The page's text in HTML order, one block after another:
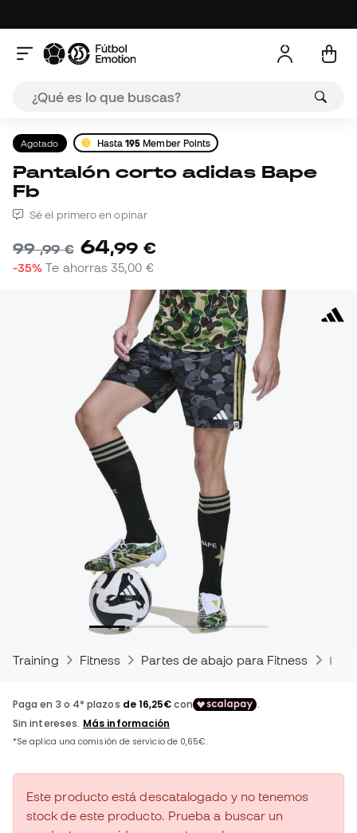
Agotado Hasta195 Member Points
Pantalón corto adidas Bape
Fb
Sé el primero en opinar
99,99 € 64,99 €
-35% Te ahorras35,00 €
Training Fitness Partes de abajo para Fitness
Este producto está descatalogado y no tenemos
stock de este producto. Prueba a buscar un